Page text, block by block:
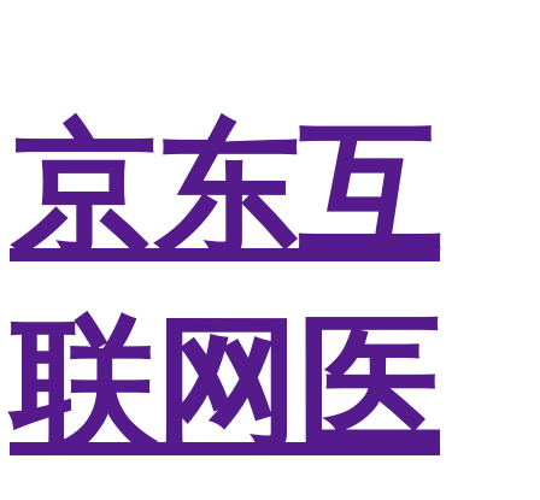
京东互
联网医